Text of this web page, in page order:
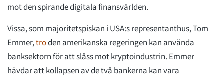
mot den spirande digitala finansvärlden.
Vissa, som majoritetspiskan i USA:s representanthus, Tom
Emmer,troden amerikanska regeringen kan använda
banksektorn för att slåss mot kryptoindustrin. Emmer
hävdar att kollapsen av de två bankerna kan vara